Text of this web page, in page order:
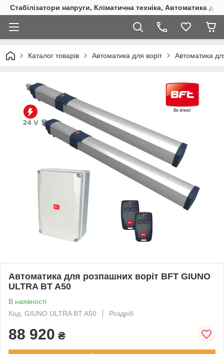
Стабілізатори напруги, Кліматична техніка, Автоматика
Каталог товарів Автоматика для воріт Автоматика
Автоматика для розпашних воріт BFT GIUNO
ULTRA BT A50
В наявності
Код: GIUNO ULTRA BT A50
Роздріб
88 920 ₴